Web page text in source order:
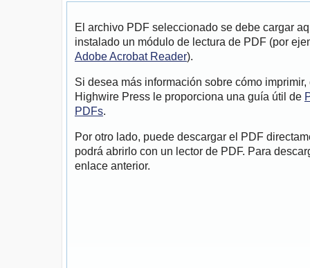
El archivo PDF seleccionado se debe cargar
instalado un módulo de lectura de PDF (por
Adobe Acrobat Reader).
Si desea más información sobre cómo
Highwire Press le proporciona una guía útil de
PDFs.
Por otro lado, puede descargar el PDF
podrá abrirlo con un lector de PDF. Para
enlace anterior.